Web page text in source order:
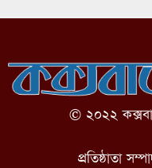
© ২০২২
প্রতিষ্ঠাতা